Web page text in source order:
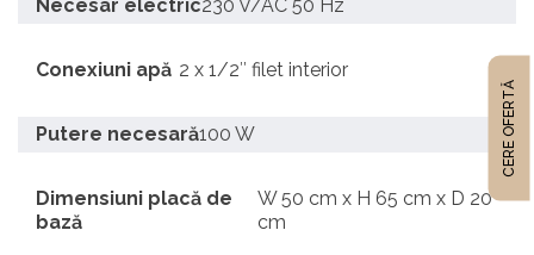
Necesar electric230 V/AC 50 Hz
Conexiuni apă 2 x 1/2″ filet interior
Putere necesară100 W
Dimensiuni placă de
bază
W 50 cm x H 65 cm x D 20
cm
CERE OFERTĂ